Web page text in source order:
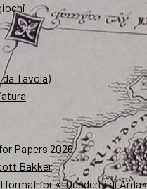
Tavola)
Papers 2026
Bakker
format for «I Quaderni di Arda»